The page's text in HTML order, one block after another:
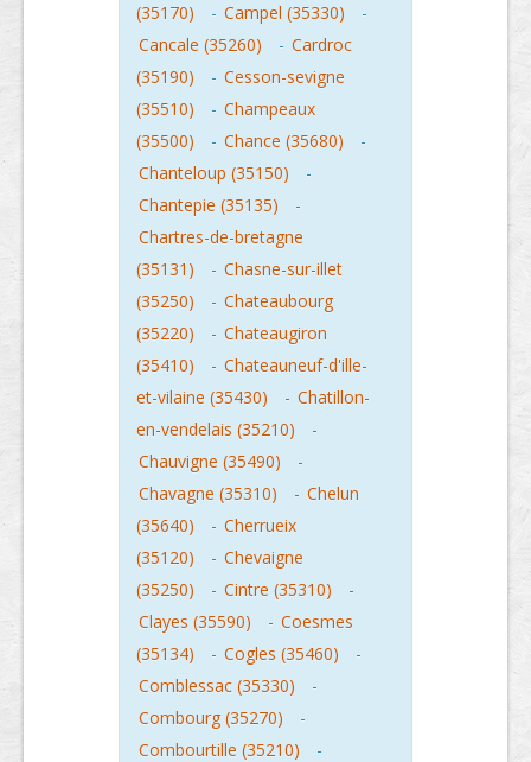
(35170)
- Campel (35330)
-
Cancale (35260)
- Cardroc
(35190)
- Cesson-sevigne
(35510)
- Champeaux
(35500)
- Chance (35680)
-
Chanteloup (35150)
-
Chantepie (35135)
-
Chartres-de-bretagne
(35131)
- Chasne-sur-illet
(35250)
- Chateaubourg
(35220)
- Chateaugiron
(35410)
- Chateauneuf-d'ille-
et-vilaine (35430)
- Chatillon-
en-vendelais (35210)
-
Chauvigne (35490)
-
Chavagne (35310)
- Chelun
(35640)
- Cherrueix
(35120)
- Chevaigne
(35250)
- Cintre (35310)
-
Clayes (35590)
- Coesmes
(35134)
- Cogles (35460)
-
Comblessac (35330)
-
Combourg (35270)
-
Combourtille (35210)
-